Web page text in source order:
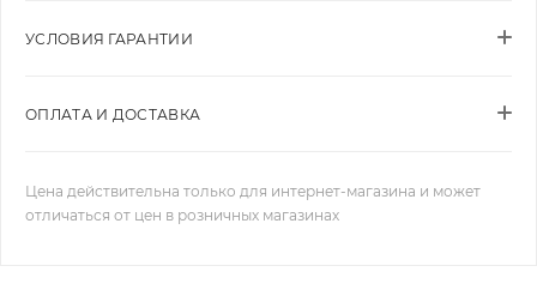
УСЛОВИЯ ГАРАНТИИ
ОПЛАТА И ДОСТАВКА
Цена действительна только для интернет-магазина и может
отличаться от цен в розничных магазинах